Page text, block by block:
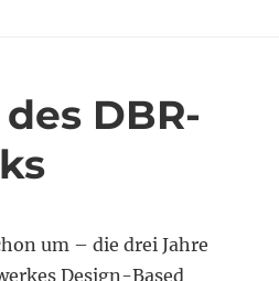
DBR-
um – die drei Jahre
Design-Based